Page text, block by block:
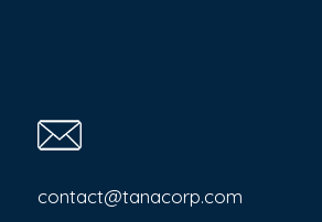
contact@tanacorp.com